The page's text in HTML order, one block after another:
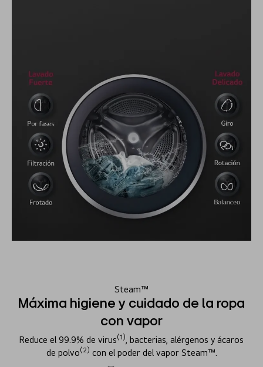
Steam™
Máxima higiene y cuidado de la ropa
con vapor
Reduce el 99.9% de virus(1), bacterias, alérgenos y ácaros
de polvo(2) con el poder del vapor Steam™.